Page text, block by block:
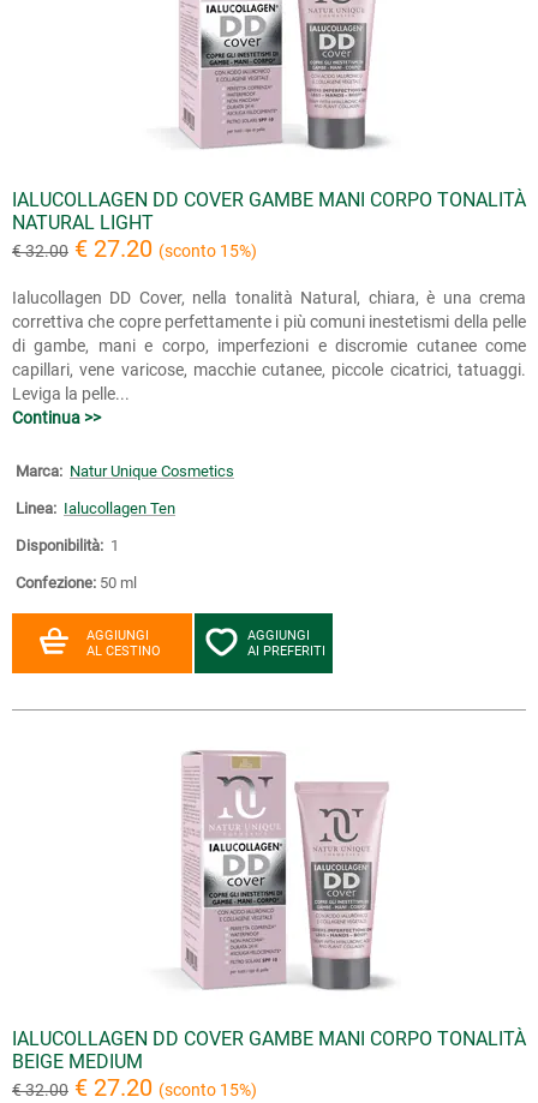
IALUCOLLAGEN DD COVER GAMBE MANI CORPO TONALITÀ
NATURAL LIGHT
€ 32.00 € 27.20 (sconto 15%)
Ialucollagen DD Cover, nella tonalità Natural, chiara, è una crema
correttiva che copre perfettamente i più comuni inestetismi della pelle
di gambe, mani e corpo, imperfezioni e discromie cutanee come
capillari, vene varicose, macchie cutanee, piccole cicatrici, tatuaggi.
Leviga la pelle...
Continua >>
Marca: Natur Unique Cosmetics
Linea: Ialucollagen Ten
Disponibilità: 1
Confezione: 50 ml
AGGIUNGI
AL CESTINO
AGGIUNGI
AI PREFERITI
IALUCOLLAGEN DD COVER GAMBE MANI CORPO TONALITÀ
BEIGE MEDIUM
€ 32.00 € 27.20 (sconto 15%)